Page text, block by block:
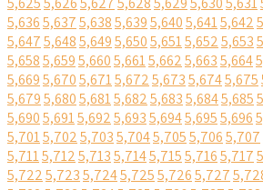
5,6365,6375,6385,6395,6405,6415,642
5,6475,6485,6495,6505,6515,6525,653
5,6585,6595,6605,6615,6625,6635,664
5,6695,6705,6715,6725,6735,6745,675
5,6795,6805,6815,6825,6835,6845,685
5,6905,6915,6925,6935,6945,6955,696
5,7015,7025,7035,7045,7055,7065,707
5,7115,7125,7135,7145,7155,7165,717
5,7225,7235,7245,7255,7265,727